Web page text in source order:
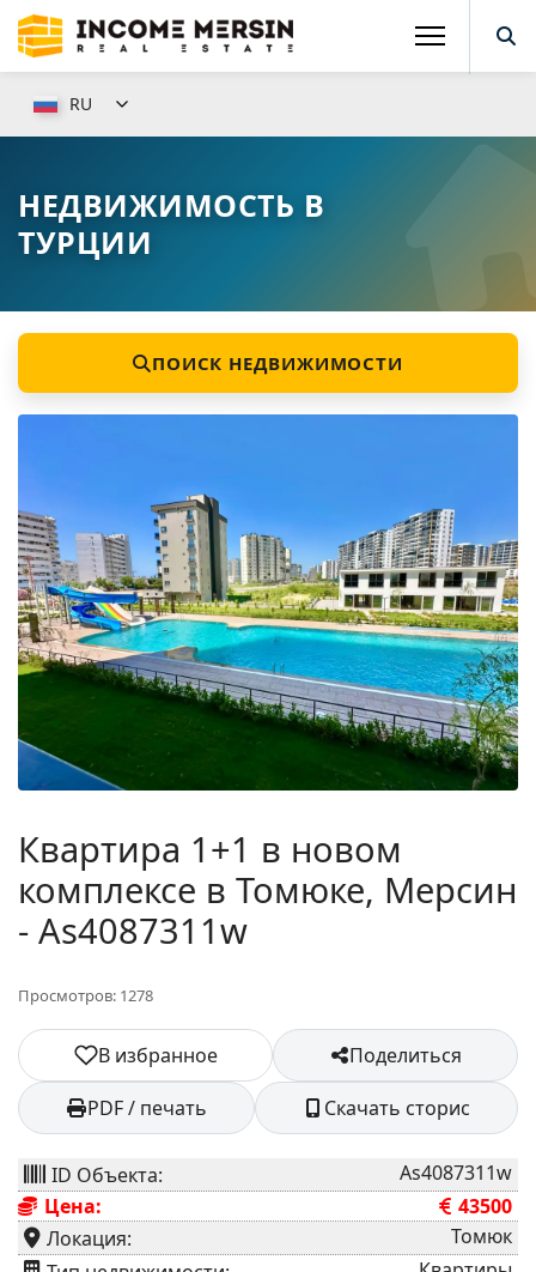
RU
НЕДВИЖИМОСТЬ В
ТУРЦИИ
ПОИСК НЕДВИЖИМОСТИ
Квартира 1+1 в новом
комплексе в Томюке, Мерсин
- As4087311w
Просмотров: 1278
В избранное
Поделиться
PDF / печать
Скачать сторис
ID Объекта:
As4087311w
Цена:
43500
Локация:
Томюк